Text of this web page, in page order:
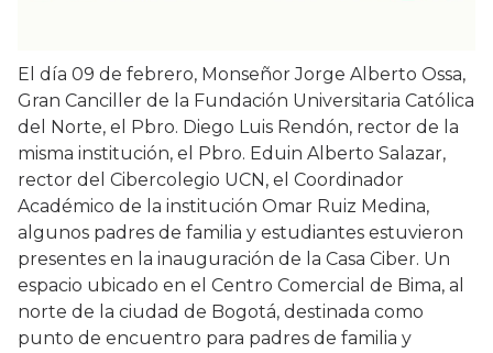
El día 09 de febrero, Monseñor Jorge Alberto Ossa,
Gran Canciller de la Fundación Universitaria Católica
del Norte, el Pbro. Diego Luis Rendón, rector de la
misma institución, el Pbro. Eduin Alberto Salazar,
rector del Cibercolegio UCN, el Coordinador
Académico de la institución Omar Ruiz Medina,
algunos padres de familia y estudiantes estuvieron
presentes en la inauguración de la Casa Ciber. Un
espacio ubicado en el Centro Comercial de Bima, al
norte de la ciudad de Bogotá, destinada como
punto de encuentro para padres de familia y